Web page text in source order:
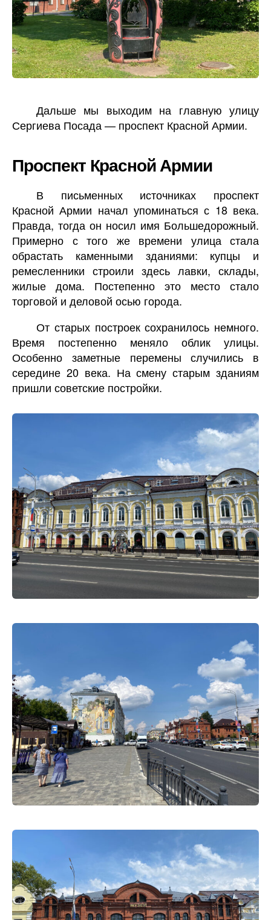
Дальше мы выходим на главную улицу
Сергиева Посада — проспект Красной Армии.
Проспект Красной Армии
В письменных источниках проспект
Красной Армии начал упоминаться с 18 века.
Правда, тогда он носил имя Большедорожный.
Примерно с того же времени улица стала
обрастать каменными зданиями: купцы и
ремесленники строили здесь лавки, склады,
жилые дома. Постепенно это место стало
торговой и деловой осью города.
От старых построек сохранилось немного.
Время постепенно меняло облик улицы.
Особенно заметные перемены случились в
середине 20 века. На смену старым зданиям
пришли советские постройки.